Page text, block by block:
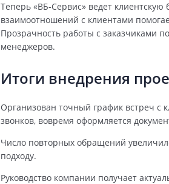
Теперь «ВБ-Сервис» ведет
взаимоотношений с клиентами
Прозрачность работы с заказчиками
менеджеров.
Итоги внедрения
Организован точный график встреч с
звонков, вовремя оформляется
Число повторных обращений
подходу.
Руководство компании получает